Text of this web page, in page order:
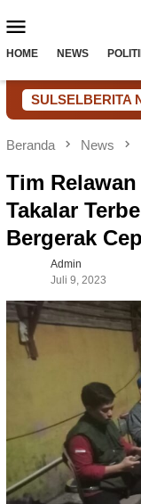
ke
Mobile
HOME NEWS
SULSELBERITA
Melalui Bantuan
Beranda News
Tim
Takalar
Bergerak
Admin
Juli 9, 2023